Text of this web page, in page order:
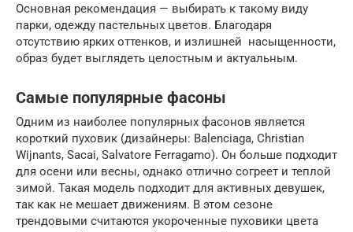
Основная рекомендация — выбирать к такому виду
парки, одежду пастельных цветов. Благодаря
отсутствию ярких оттенков, и излишней насыщенности,
образ будет выглядеть целостным и актуальным.
Самые популярные фасоны
Одним из наиболее популярных фасонов является
короткий пуховик (дизайнеры: Balenciaga, Christian
Wijnants, Sacai, Salvatore Ferragamo). Он больше подходит
для осени или весны, однако отлично согреет и теплой
зимой. Такая модель подходит для активных девушек,
так как не мешает движениям. В этом сезоне
трендовыми считаются укороченные пуховики цвета